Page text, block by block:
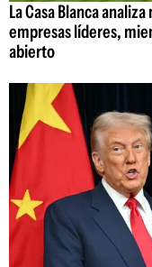
La Casa Blanca
empresas líderes,
abierto